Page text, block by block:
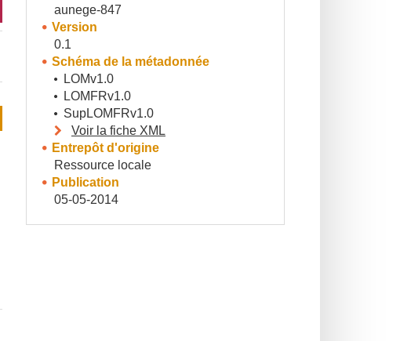
aunege-847
Version
0.1
Schéma de la métadonnée
LOMv1.0
LOMFRv1.0
SupLOMFRv1.0
Voir la fiche XML
Entrepôt d'origine
Ressource locale
Publication
05-05-2014